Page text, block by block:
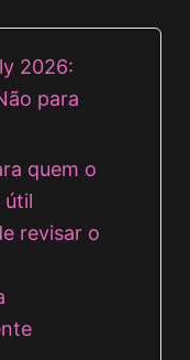
2026:
para
quem o
útil
revisar o